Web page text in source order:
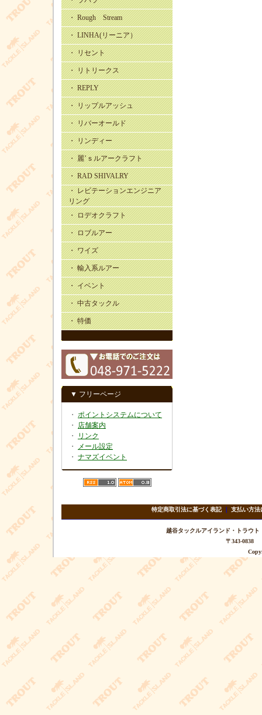
・ Rough Stream
・ LINHA(リーニア）
・ リセント
・ リトリークス
・ REPLY
・ リップルアッシュ
・ リバーオールド
・ リンディー
・ 麗’ｓルアークラフト
・ RAD SHIVALRY
・ レビテーションエンジニア
リング
・ ロデオクラフト
・ ロブルアー
・ ワイズ
・ 輸入系ルアー
・ イベント
・ 中古タックル
・ 特価
▼ フリーページ
・ ポイントシステムについて
・ 店舗案内
・
リンク
・
メール設定
・ ナマズイベント
特定商取引法に基づく表記｜ 支払い方法
越谷タックルアイランド・トラ
〒343-0838